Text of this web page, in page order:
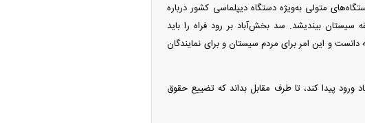
متولی به‌ویژه دستگاه دیپلماسی کشور درباره
بیندیشد. سد بخش‌آباد بر رود فراه را باید
دانست و این امر برای مردم سیستان و برای نمایندگان
ورود پیدا کند، تا طرف مقابل بداند که تضییع حقوق